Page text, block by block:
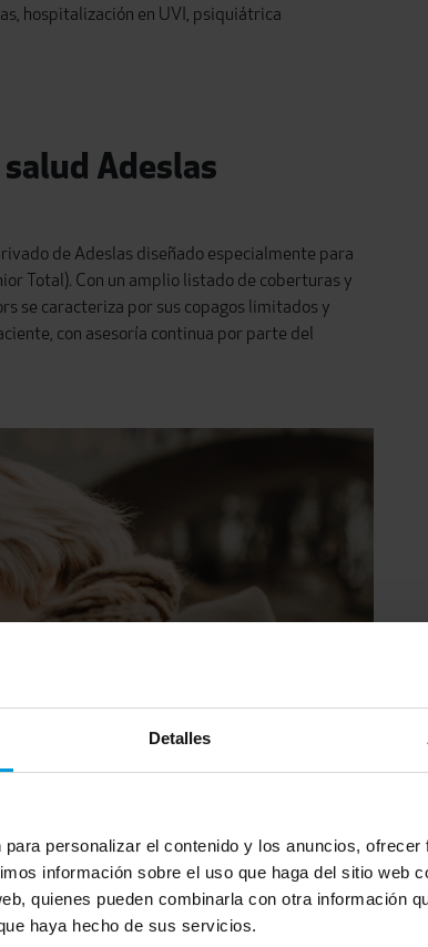
Detalles
personalizar el contenido y los anuncios,
información sobre el uso que haga del sitio web
quienes pueden combinarla con otra información
haya hecho de sus servicios.
hospitalización en UVI, psiquiátrica
Adeslas
de Adeslas diseñado especialmente para
Total). Con un amplio listado de coberturas y
se caracteriza por sus copagos limitados y
con asesoría continua por parte del
Adeslas Seniors
y de seguimiento dirigidos por tu Asesor
sin apenas copagos